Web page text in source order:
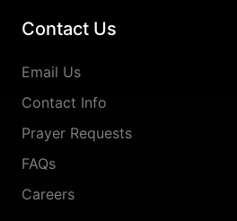
Contact Us
Email Us
Contact Info
Prayer Requests
FAQs
Careers